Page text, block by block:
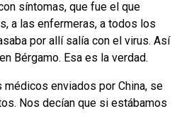
síntomas, que fue el que
a las enfermeras, a todos los
por allí salía con el virus. Así
Bérgamo. Esa es la verdad.
médicos enviados por China, se
Nos decían que si estábamos